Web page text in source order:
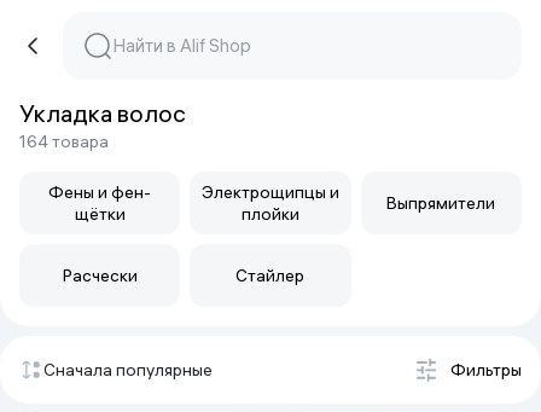
Укладка волос
164 товара
Фены и фен-
щётки
Электрощипцы и
плойки
Выпрямители
Расчески Стайлер
Сначала популярные Фильтры